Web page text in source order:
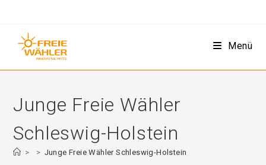
Menü
Junge Freie Wähler
Schleswig-Holstein
> > Junge Freie Wähler Schleswig-Holstein